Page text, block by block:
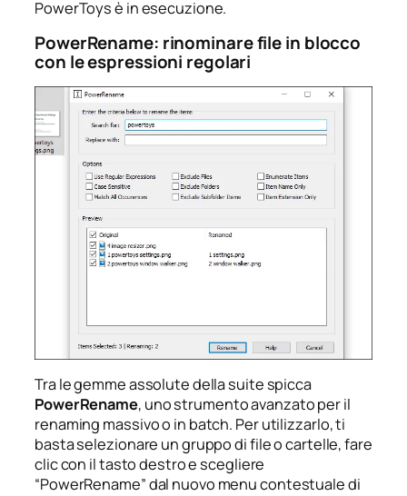
PowerToys è in esecuzione.
PowerRename: rinominare file in blocco
con le espressioni regolari
Tra le gemme assolute della suite spicca
PowerRename, uno strumento avanzato per il
renaming massivo o in batch. Per utilizzarlo, ti
basta selezionare un gruppo di file o cartelle, fare
clic con il tasto destro e scegliere
“PowerRename” dal nuovo menu contestuale di